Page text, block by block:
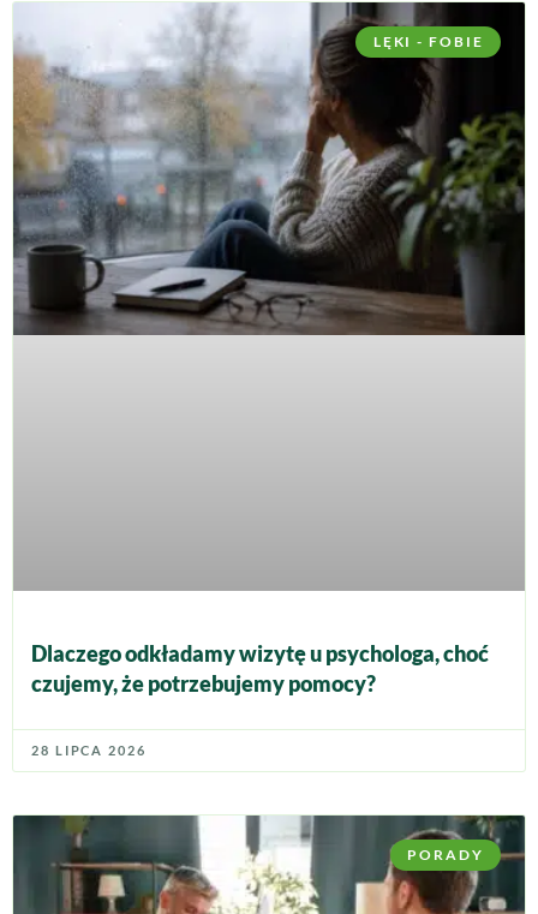
LĘKI - FOBIE
Dlaczego odkładamy wizytę u psychologa, choć
czujemy, że potrzebujemy pomocy?
28 LIPCA 2026
PORADY